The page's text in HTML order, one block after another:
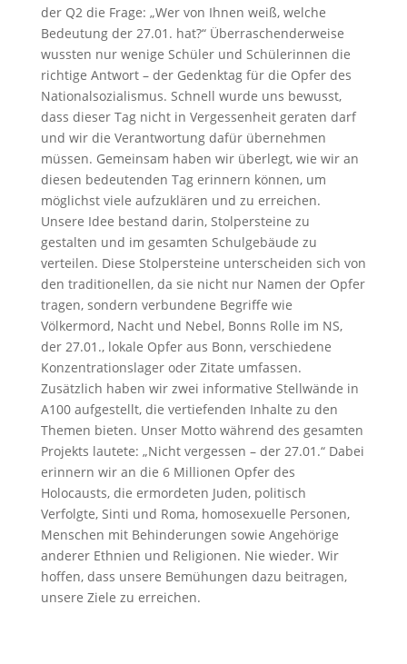
der Q2 die Frage: „Wer von Ihnen weiß, welche
Bedeutung der 27.01. hat?“ Überraschenderweise
wussten nur wenige Schüler und Schülerinnen die
richtige Antwort – der Gedenktag für die Opfer des
Nationalsozialismus. Schnell wurde uns bewusst,
dass dieser Tag nicht in Vergessenheit geraten darf
und wir die Verantwortung dafür übernehmen
müssen. Gemeinsam haben wir überlegt, wie wir an
diesen bedeutenden Tag erinnern können, um
möglichst viele aufzuklären und zu erreichen.
Unsere Idee bestand darin, Stolpersteine zu
gestalten und im gesamten Schulgebäude zu
verteilen. Diese Stolpersteine unterscheiden sich von
den traditionellen, da sie nicht nur Namen der Opfer
tragen, sondern verbundene Begriffe wie
Völkermord, Nacht und Nebel, Bonns Rolle im NS,
der 27.01., lokale Opfer aus Bonn, verschiedene
Konzentrationslager oder Zitate umfassen.
Zusätzlich haben wir zwei informative Stellwände in
A100 aufgestellt, die vertiefenden Inhalte zu den
Themen bieten. Unser Motto während des gesamten
Projekts lautete: „Nicht vergessen – der 27.01.“ Dabei
erinnern wir an die 6 Millionen Opfer des
Holocausts, die ermordeten Juden, politisch
Verfolgte, Sinti und Roma, homosexuelle Personen,
Menschen mit Behinderungen sowie Angehörige
anderer Ethnien und Religionen. Nie wieder. Wir
hoffen, dass unsere Bemühungen dazu beitragen,
unsere Ziele zu erreichen.